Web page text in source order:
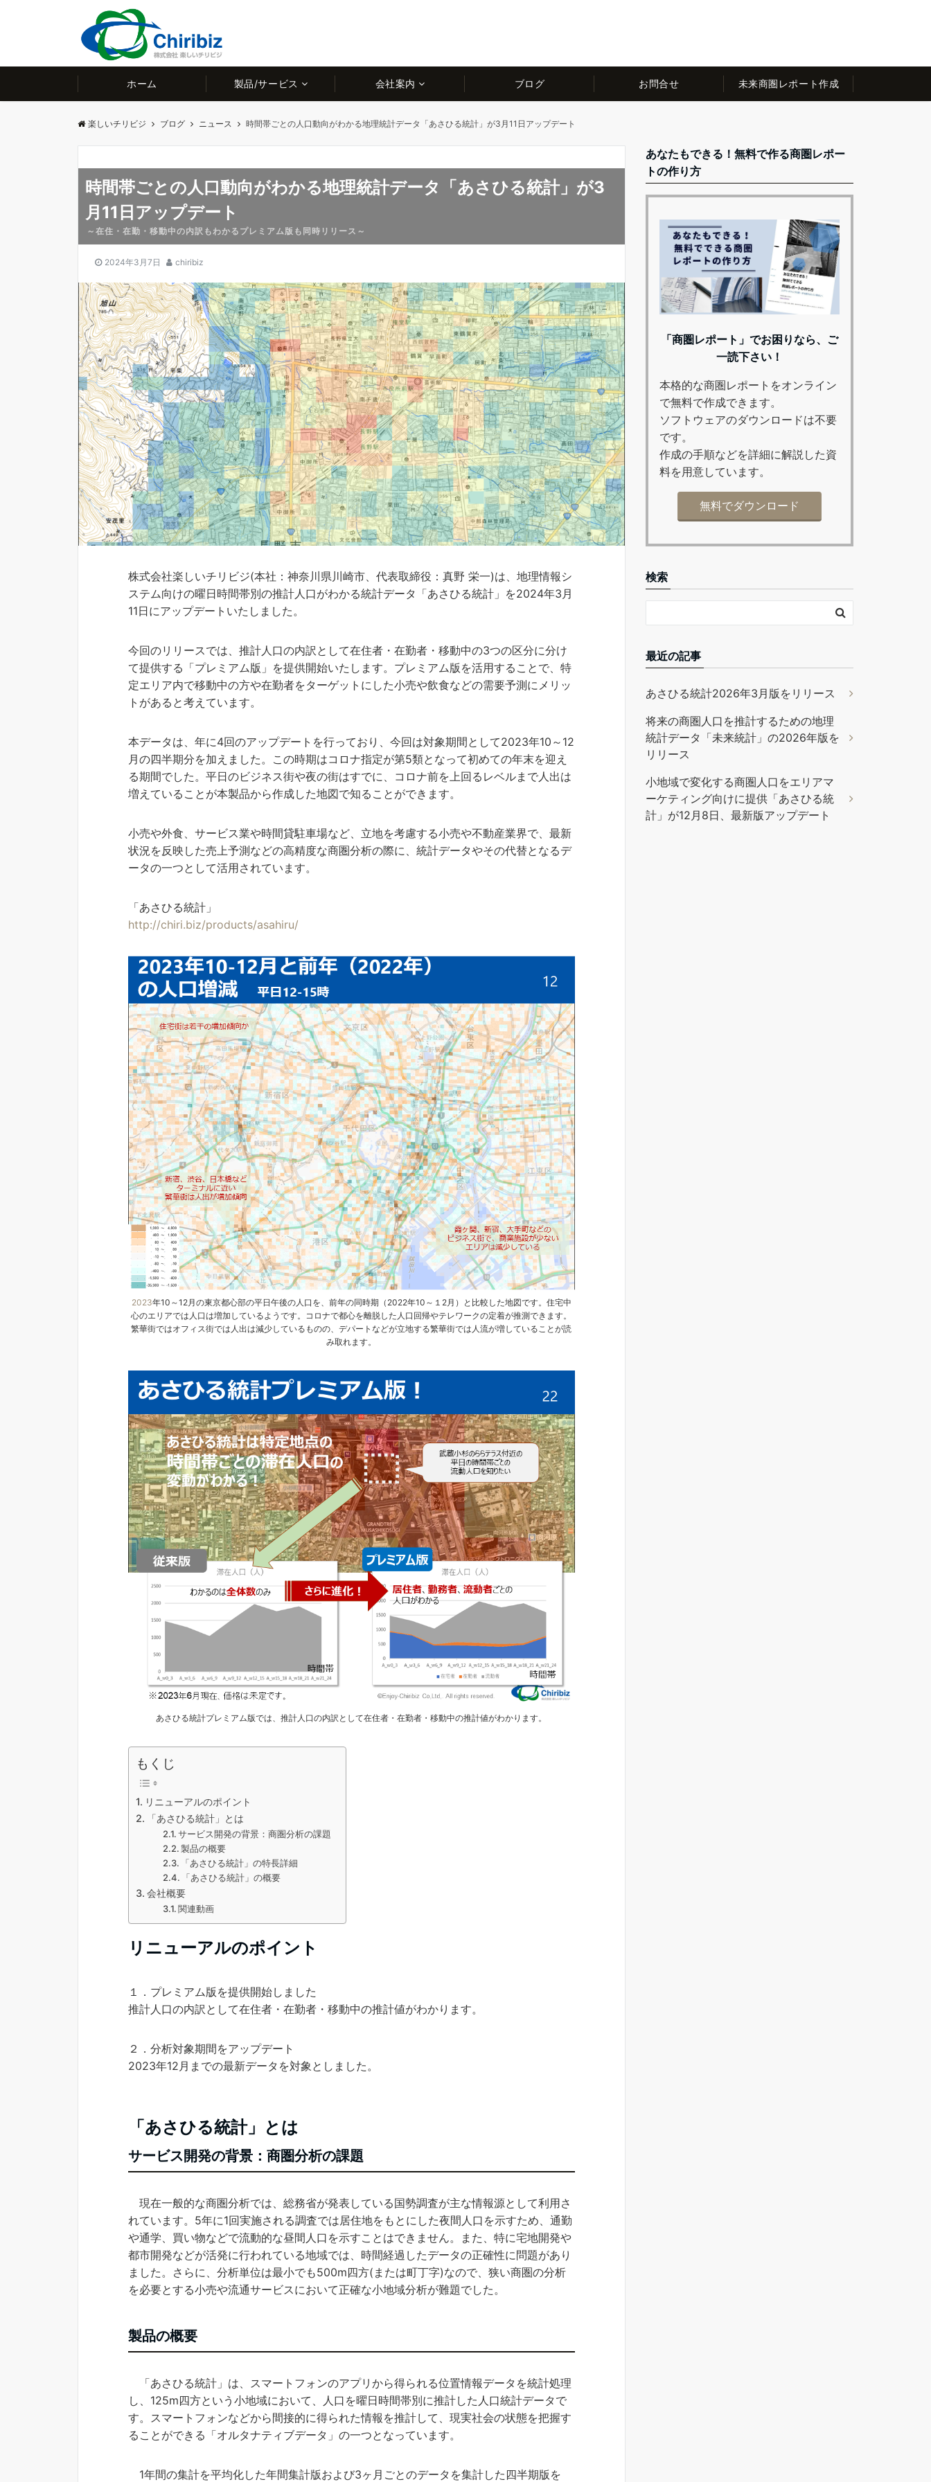
ホーム 製品/サービス 会社案内 ブログ お問合せ 未来商圏レポート作成
楽しいチリビジ ブログ ニュース 時間帯ごとの人口動向がわかる地理統計データ「あさひる統計」が3月11日アップデート
時間帯ごとの人口動向がわかる地理統計データ「あさひる統計」が3
月11日アップデート
～在住・在勤・移動中の内訳もわかるプレミアム版も同時リリース～
2024年3月7日 chiribiz
株式会社楽しいチリビジ(本社：神奈川県川崎市、代表取締役：真野 栄一)は、地理情報シ
ステム向けの曜日時間帯別の推計人口がわかる統計データ「あさひる統計」を2024年3月
11日にアップデートいたしました。
今回のリリースでは、推計人口の内訳として在住者・在勤者・移動中の3つの区分に分け
て提供する「プレミアム版」を提供開始いたします。プレミアム版を活用することで、特
定エリア内で移動中の方や在勤者をターゲットにした小売や飲食などの需要予測にメリッ
トがあると考えています。
本データは、年に4回のアップデートを行っており、今回は対象期間として2023年10～12
月の四半期分を加えました。この時期はコロナ指定が第5類となって初めての年末を迎え
る期間でした。平日のビジネス街や夜の街はすでに、コロナ前を上回るレベルまで人出は
増えていることが本製品から作成した地図で知ることができます。
小売や外食、サービス業や時間貸駐車場など、立地を考慮する小売や不動産業界で、最新
状況を反映した売上予測などの高精度な商圏分析の際に、統計データやその代替となるデ
ータの一つとして活用されています。
「あさひる統計」
http://chiri.biz/products/asahiru/
2023年10～12月の東京都心部の平日午後の人口を、前年の同時期（2022年10～１2月）と比較した地図です。住宅中
心のエリアでは人口は増加しているようです。コロナで都心を離脱した人口回帰やテレワークの定着が推測できます。
繁華街ではオフィス街では人出は減少しているものの、デパートなどが立地する繁華街では人流が増していることが読
み取れます。
あさひる統計プレミアム版では、推計人口の内訳として在住者・在勤者・移動中の推計値がわかります。
もくじ
リニューアルのポイント
「あさひる統計」とは
サービス開発の背景：商圏分析の課題
製品の概要
「あさひる統計」の特長詳細
「あさひる統計」の概要
会社概要
関連動画
リニューアルのポイント
１．プレミアム版を提供開始しました
推計人口の内訳として在住者・在勤者・移動中の推計値がわかります。
２．分析対象期間をアップデート
2023年12月までの最新データを対象としました。
「あさひる統計」とは
サービス開発の背景：商圏分析の課題
現在一般的な商圏分析では、総務省が発表している国勢調査が主な情報源として利用さ
れています。5年に1回実施される調査では居住地をもとにした夜間人口を示すため、通勤
や通学、買い物などで流動的な昼間人口を示すことはできません。また、特に宅地開発や
都市開発などが活発に行われている地域では、時間経過したデータの正確性に問題があり
ました。さらに、分析単位は最小でも500m四方(または町丁字)なので、狭い商圏の分析
を必要とする小売や流通サービスにおいて正確な小地域分析が難題でした。
製品の概要
「あさひる統計」は、スマートフォンのアプリから得られる位置情報データを統計処理
し、125m四方という小地域において、人口を曜日時間帯別に推計した人口統計データで
す。スマートフォンなどから間接的に得られた情報を推計して、現実社会の状態を把握す
ることができる「オルタナティブデータ」の一つとなっています。
1年間の集計を平均化した年間集計版および3ヶ月ごとのデータを集計した四半期版を
あなたもできる！無料で作る商圏レポー
トの作り方
「商圏レポート」でお困りなら、ご
一読下さい！
本格的な商圏レポートをオンライン
で無料で作成できます。
ソフトウェアのダウンロードは不要
です。
作成の手順などを詳細に解説した資
料を用意しています。
無料でダウンロード
検索
最近の記事
あさひる統計2026年3月版をリリース
将来の商圏人口を推計するための地理
統計データ「未来統計」の2026年版を
リリース
小地域で変化する商圏人口をエリアマ
ーケティング向けに提供「あさひる統
計」が12月8日、最新版アップデート